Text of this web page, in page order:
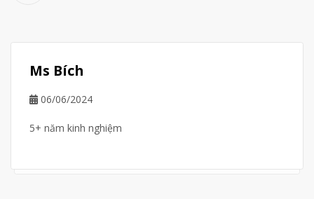
Ms Bích
06/06/2024
5+ năm kinh nghiệm